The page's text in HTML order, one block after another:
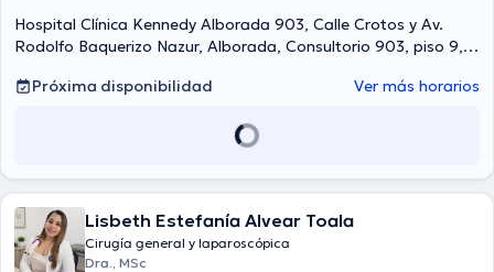
Hospital Clínica Kennedy Alborada 903, Calle Crotos y Av.
Rodolfo Baquerizo Nazur, Alborada, Consultorio 903, piso 9,
Próxima disponibilidad
Ver más horarios
Lisbeth Estefanía Alvear Toala
Cirugía general y laparoscópica
Dra., MSc